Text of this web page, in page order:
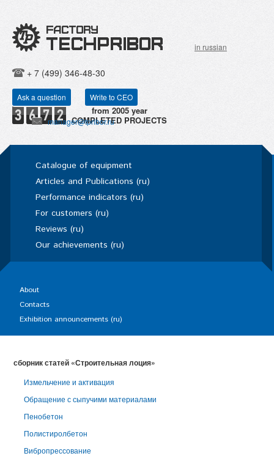
in russian
+ 7 (499) 346-48-30
Ask a question Write to CEO
manager@tpribor.ru
COMPLETED PROJECTS
Catalogue of equipment
Articles and Publications (ru)
Performance indicators (ru)
For customers (ru)
Reviews (ru)
Our achievements (ru)
About
Contacts
Exhibition announcements (ru)
сборник статей «Строительная лоция»
Измельчение и активация
Обращение с сыпучими материалами
Пенобетон
Полистиролбетон
Вибропрессование